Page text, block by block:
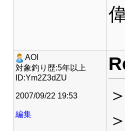
AOI
対象釣り歴:5年以上
ID:Ym2Z3dZU
2007/09/22 19:53
編集